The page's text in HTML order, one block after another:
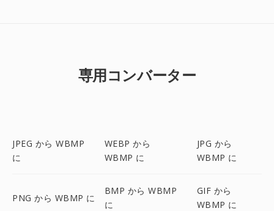
専用コンバーター
JPEG から WBMP
に
WEBP から
WBMP に
JPG から
WBMP に
PNG から WBMP に
BMP から WBMP
に
GIF から
WBMP に